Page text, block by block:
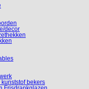
decor
bekers